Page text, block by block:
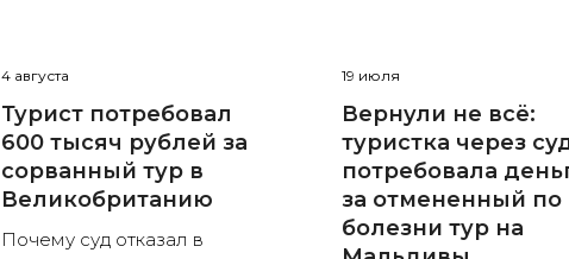
4 августа
Турист потребовал
600 тысяч рублей за
сорванный тур в
Великобританию
Почему суд отказал в
19 июля
Вернули не всё:
туристка через
потребовала
за отмененный по
болезни тур на